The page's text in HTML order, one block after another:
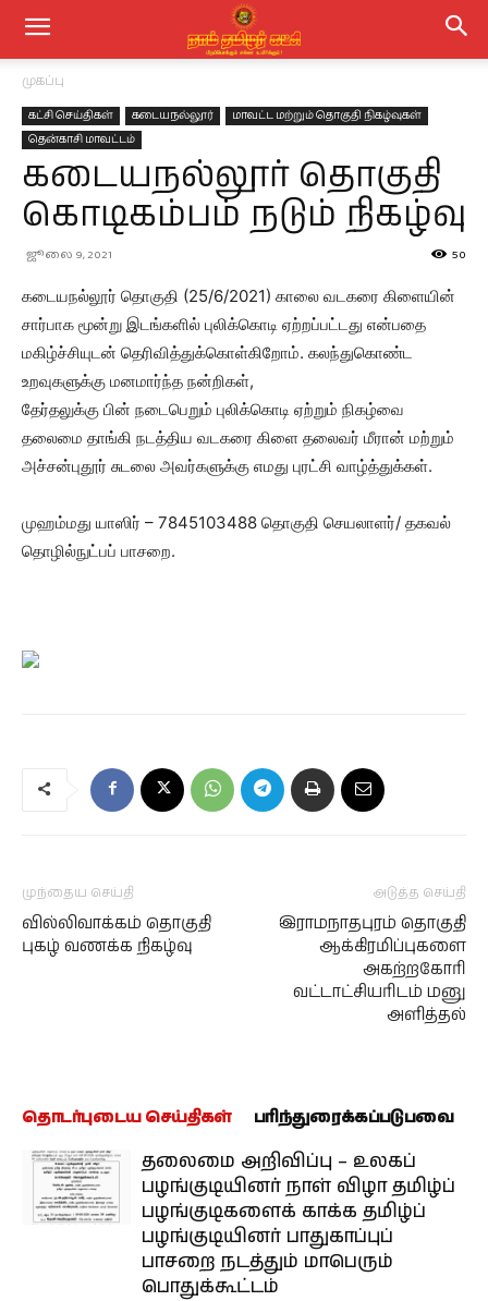
முகப்பு
கட்சி செய்திகள் கடையநல்லூர்
மாவட்ட மற்றும் தொகுதி நிகழ்வுகள்
தென்காசி மாவட்டம்
கடையநல்லூர் தொகுதி
கொடிகம்பம் நடும் நிகழ்வு
ஜூலை 9, 2021 50
கடையநல்லூர் தொகுதி (25/6/2021) காலை வடகரை கிளையின்
சார்பாக மூன்று இடங்களில் புலிக்கொடி ஏற்றப்பட்டது என்பதை
மகிழ்ச்சியுடன் தெரிவித்துக்கொள்கிறோம். கலந்துகொண்ட
உறவுகளுக்கு மனமார்ந்த நன்றிகள்,
தேர்தலுக்கு பின் நடைபெறும் புலிக்கொடி ஏற்றும் நிகழ்வை
தலைமை தாங்கி நடத்திய வடகரை கிளை தலைவர் மீரான் மற்றும்
அச்சன்புதூர் சுடலை அவர்களுக்கு எமது புரட்சி வாழ்த்துக்கள்.
முஹம்மது யாஸிர் – 7845103488 தொகுதி செயலாளர்/ தகவல்
தொழில்நுட்பப் பாசறை.
முந்தைய செய்தி
வில்லிவாக்கம் தொகுதி
புகழ் வணக்க நிகழ்வு
அடுத்த செய்தி
இராமநாதபுரம் தொகுதி
ஆக்கிரமிப்புகளை
அகற்றகோரி
வட்டாட்சியரிடம் மனு
அளித்தல்
தொடர்புடைய செய்திகள் பரிந்துரைக்கப்படுபவை
தலைமை அறிவிப்பு – உலகப்
பழங்குடியினர் நாள் விழா தமிழ்ப்
பழங்குடிகளைக் காக்க தமிழ்ப்
பழங்குடியினர் பாதுகாப்புப்
பாசறை நடத்தும் மாபெரும்
பொதுக்கூட்டம்